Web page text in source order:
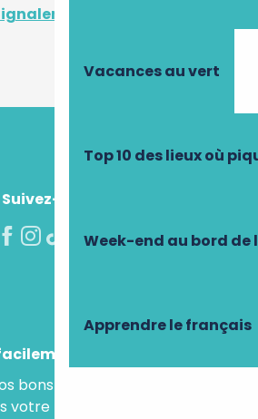
Vacances au vert
Top 10 des lieux où
Week-end au bord de
Apprendre le français
une erreur
Suivez-nous !
bons plans et idées séjours
boite mail.